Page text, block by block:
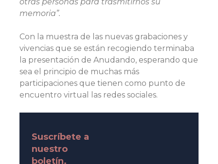
otras personas para trasmitirnos su
memoria”.
Con la muestra de las nuevas grabaciones y
vivencias que se están recogiendo terminaba
la presentación de Anudando, esperando que
sea el principio de muchas más
participaciones que tienen como punto de
encuentro virtual las redes sociales.
Suscríbete a
nuestro
boletín.